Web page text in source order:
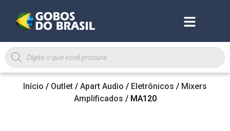
Início / Outlet / Apart Audio / Eletrônicos / Mixers
Amplificados / MA120